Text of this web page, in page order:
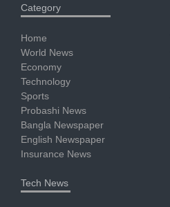
Category
Home
World News
Economy
Technology
Sports
Probashi News
Bangla Newspaper
English Newspaper
Insurance News
Tech News